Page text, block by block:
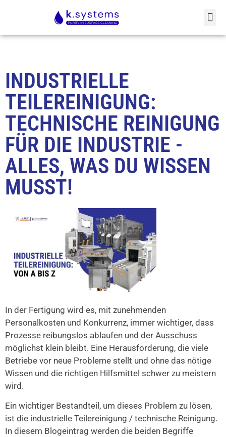
INDUSTRIELLE
TEILEREINIGUNG:
TECHNISCHE REINIGUNG
FÜR DIE INDUSTRIE -
ALLES, WAS DU WISSEN
MUSST!
In der Fertigung wird es, mit zunehmenden
Personalkosten und Konkurrenz, immer wichtiger, dass
Prozesse reibungslos ablaufen und der Ausschuss
möglichst klein bleibt. Eine Herausforderung, die viele
Betriebe vor neue Probleme stellt und ohne das nötige
Wissen und die richtigen Hilfsmittel schwer zu meistern
wird.
Ein wichtiger Bestandteil, um dieses Problem zu lösen,
ist die industrielle Teilereinigung / technische Reinigung.
In diesem Blogeintrag werden die beiden Begriffe